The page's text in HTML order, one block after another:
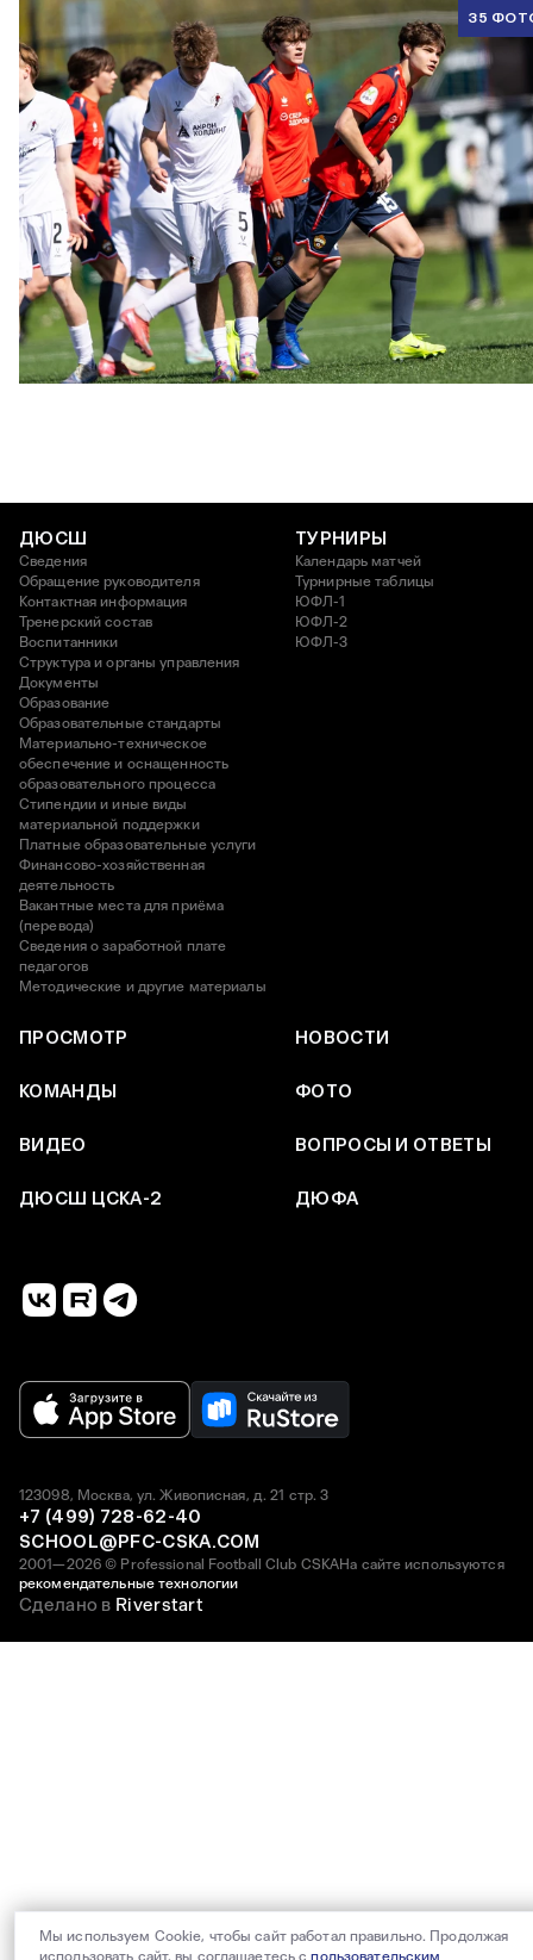
35
ЮФЛ U17 | ПФК ЦСКА - Акрон - Академия Коноплёва
26 АПРЕЛЯ 2026 18:11
ДЮСШ
Сведения
Обращение руководителя
Контактная информация
Тренерский состав
Воспитанники
Структура и органы управления
Документы
Образование
Образовательные стандарты
Материально-техническое
обеспечение и оснащенность
образовательного процесса
Стипендии и иные виды
материальной поддержки
Платные образовательные услуги
Финансово-хозяйственная
деятельность
Вакантные места для приёма
(перевода)
Сведения о заработной плате
педагогов
Методические и другие материалы
ТУРНИРЫ
Календарь матчей
Турнирные таблицы
ЮФЛ-1
ЮФЛ-2
ЮФЛ-3
ПРОСМОТР НОВОСТИ
КОМАНДЫ ФОТО
ВИДЕО ВОПРОСЫ И ОТВЕТЫ
ДЮСШ ЦСКА-2 ДЮФА
2001—2026 © Professional Football Club CSKAНа сайте используются
рекомендательные технологии
123098, Москва, ул. Живописная, д. 21 стр. 3
+7 (499) 728-62-40
SCHOOL@PFC-CSKA.COM
Сделано в Riverstart
Мы используем Cookie, чтобы сайт работал правильно. Продолжая
использовать сайт, вы соглашаетесь спользовательским